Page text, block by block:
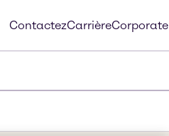
ContactezCarrièreCorporate